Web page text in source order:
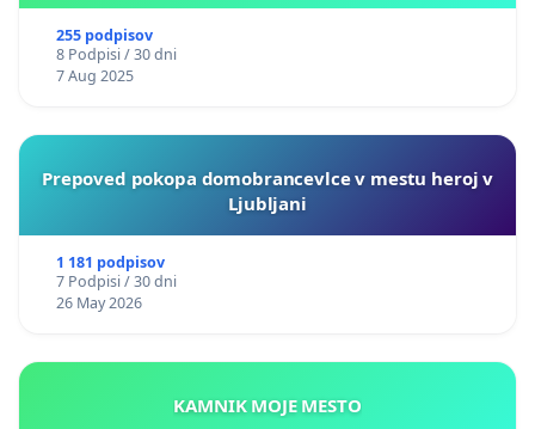
255 podpisov
8 Podpisi / 30 dni
7 Aug 2025
Prepoved pokopa domobrancevlce v mestu heroj v
Ljubljani
1 181 podpisov
7 Podpisi / 30 dni
26 May 2026
KAMNIK MOJE MESTO